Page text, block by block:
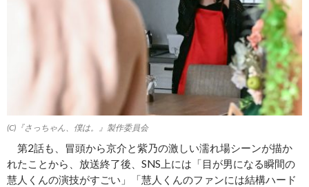
(C)『さっちゃん、僕は。』製作委員会
第2話も、冒頭から京介と紫乃の激しい濡れ場シーンが描か
れたことから、放送終了後、SNS上には「目が男になる瞬間の
慧人くんの演技がすごい」「慧人くんのファンには結構ハード